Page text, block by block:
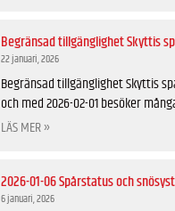
Begränsad tillgänglighet Skyttis
22 januari, 2026
Begränsad tillgänglighet Skyttis
och med 2026-02-01 besöker
LÄS MER »
2026-01-06 Spårstatus och
6 januari, 2026